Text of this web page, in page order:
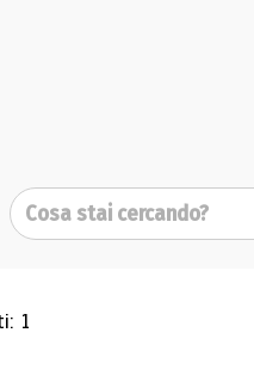
Cerca
di ricerca
1